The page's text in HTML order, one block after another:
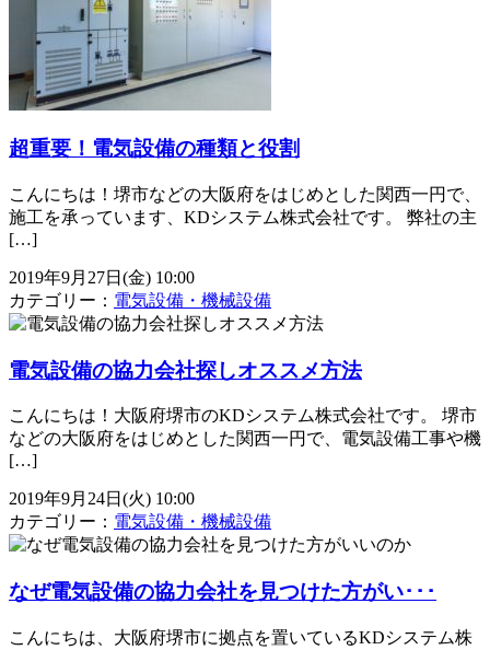
超重要！電気設備の種類と役割
こんにちは！堺市などの大阪府をはじめとした関西一円で、
施工を承っています、KDシステム株式会社です。 弊社の主
[…]
2019年9月27日(金) 10:00
カテゴリー： 電気設備・機械設備
電気設備の協力会社探しオススメ方法
こんにちは！大阪府堺市のKDシステム株式会社です。 堺市
などの大阪府をはじめとした関西一円で、電気設備工事や機
[…]
2019年9月24日(火) 10:00
カテゴリー： 電気設備・機械設備
なぜ電気設備の協力会社を見つけた方がい･･･
こんにちは、大阪府堺市に拠点を置いているKDシステム株